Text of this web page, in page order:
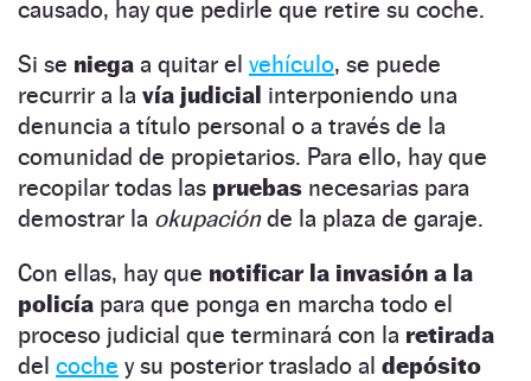
causado, hay que pedirle que retire su coche.
Si se niega a quitar el vehículo, se puede
recurrir a la vía judicial interponiendo una
denuncia a título personal o a través de la
comunidad de propietarios. Para ello, hay que
recopilar todas las pruebas necesarias para
demostrar la okupaciónde la plaza de garaje.
Con ellas, hay que notificar la invasión a la
policía para que ponga en marcha todo el
proceso judicial que terminará con la retirada
del coche y su posterior traslado al depósito